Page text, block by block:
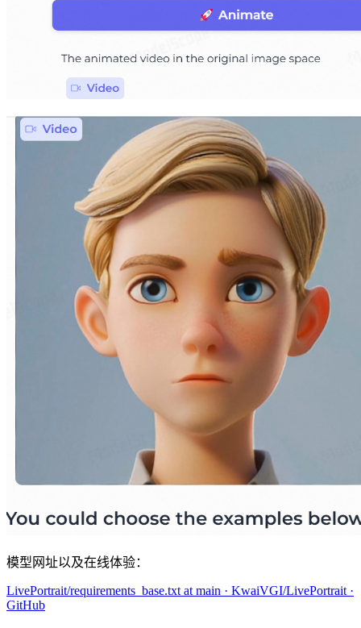
模型网址以及在线体验：
LivePortrait/requirements_base.txt at main · KwaiVGI/LivePortrait ·
GitHub